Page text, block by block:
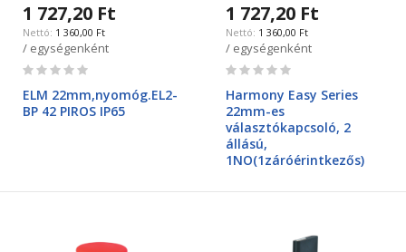
1 727,20 Ft
1 360,00 Ft
/ egységenként
Rating:
ELM 22mm,nyomóg.EL2-
BP 42 PIROS IP65
1 727,20 Ft
1 360,00 Ft
/ egységenként
Rating:
Harmony Easy Series
22mm-es
választókapcsoló, 2
állású,
1NO(1záróérintkezős)